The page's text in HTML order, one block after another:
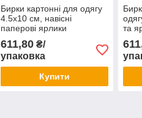
Бирки картонні для одягу
4.5х10 см, навісні
паперові ярлики
611,80₴/
упаковка
Купити
та